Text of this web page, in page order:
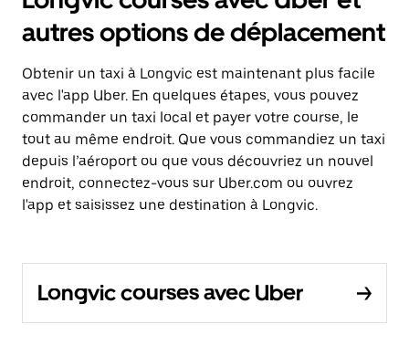
autres options de déplacement
Obtenir un taxi à Longvic est maintenant plus facile
avec l'app Uber. En quelques étapes, vous pouvez
commander un taxi local et payer votre course, le
tout au même endroit. Que vous commandiez un taxi
depuis l’aéroport ou que vous découvriez un nouvel
endroit, connectez-vous sur Uber.com ou ouvrez
l'app et saisissez une destination à Longvic.
Longvic courses avec Uber